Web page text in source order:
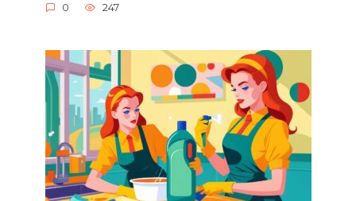
0 247